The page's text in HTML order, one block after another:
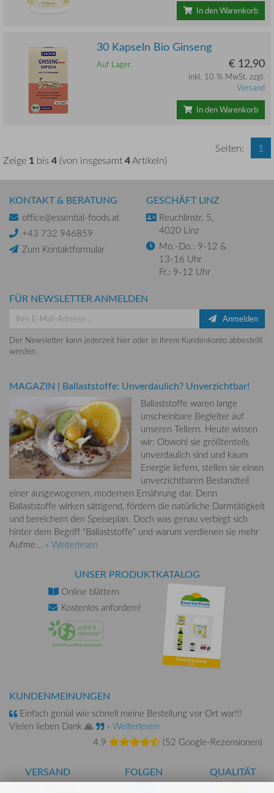
In den Warenkorb
30 Kapseln Bio Ginseng
Auf Lager. € 12,90
inkl. 10 % MwSt. zzgl.
Versand
In den Warenkorb
Zeige 1 bis 4 (von insgesamt4Artikeln)
Seiten: 1
KONTAKT & BERATUNG
office@essential-foods.at
+43 732 946859
Zum Kontaktformular
GESCHÄFT LINZ
Reuchlinstr. 5,
4020 Linz
Mo.-Do.: 9-12 &
13-16 Uhr
Fr.: 9-12 Uhr
FÜR NEWSLETTER ANMELDEN
Anmelden
Der Newsletter kann jederzeit hier oder in Ihrem Kundenkonto abbestellt
werden.
MAGAZIN | Ballaststoffe: Unverdaulich? Unverzichtbar!
Ballaststoffe waren lange
unscheinbare Begleiter auf
unseren Tellern. Heute wissen
wir: Obwohl sie größtenteils
unverdaulich sind und kaum
Energie liefern, stellen sie einen
unverzichtbaren Bestandteil
einer ausgewogenen, modernen Ernährung dar. Denn
Ballaststoffe wirken sättigend, fördern die natürliche Darmtätigkeit
und bereichern den Speiseplan. Doch was genau verbirgt sich
hinter dem Begriff "Ballaststoffe" und warum verdienen sie mehr
Aufme... » Weiterlesen
UNSER PRODUKTKATALOG
Online blättern
Kostenlos anfordern!
KUNDENMEINUNGEN
Einfach genial wie schnell meine Bestellung vor Ort war!!!
Vielen lieben Dank 🙏
» Weiterlesen
4.9
(52 Google-Rezensionen)
VERSAND FOLGEN QUALITÄT